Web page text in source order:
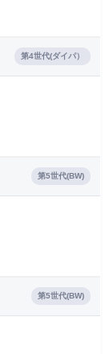
第4世代(ダイパ）
第5世代(BW)
第5世代(BW)